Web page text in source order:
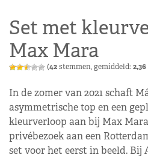
Set met
Max Mara
(42stemmen, gemiddeld: 2,36
In de zomer van 2021 schaft
asymmetrische top en een
kleurverloop aan bij Max
privébezoek aan een
set voor het eerst in beeld. Bij